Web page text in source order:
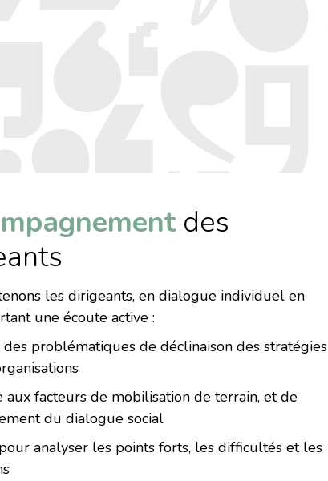
des
les dirigeants, en dialogue individuel en
une écoute active :
problématiques de déclinaison des stratégies
aux facteurs de mobilisation de terrain, et de
du dialogue social
analyser les points forts, les difficultés et les